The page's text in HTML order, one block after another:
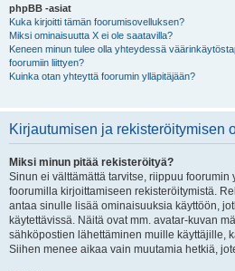
phpBB -asiat
Kuka kirjoitti tämän foorumisovelluksen?
Miksi ominaisuutta X ei ole saatavilla?
Keneen minun tulee olla yhteydessä
foorumiin liittyen?
Kuinka otan yhteyttä foorumin ylläpitäjään?
Kirjautumisen ja rekisteröitymisen
Miksi minun pitää rekisteröityä?
Sinun ei välttämättä tarvitse, riippuu foorumin
foorumilla kirjoittamiseen rekisteröitymistä.
antaa sinulle lisää ominaisuuksia käyttöön,
käytettävissä. Näitä ovat mm. avatar-kuvan
sähköpostien lähettäminen muille käyttäjille,
Siihen menee aikaa vain muutamia hetkiä,